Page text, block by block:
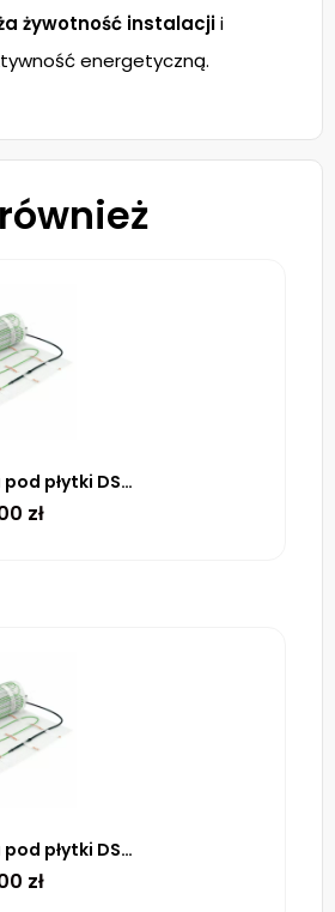
żywotność instalacjii
energetyczną.
WARMTEC mata pod płytki DSE-35 100 W/m² – 3.5M²
zł
WARMTEC mata pod płytki DSE-20 100 W/m² – 2m²
zł